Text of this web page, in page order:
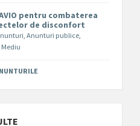
pentru combaterea
de disconfort
,Anunturi publice,